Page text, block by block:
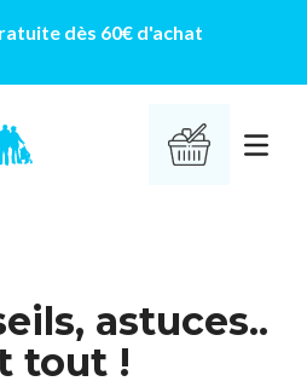
dès 60€ d'achat
astuces..
tout !